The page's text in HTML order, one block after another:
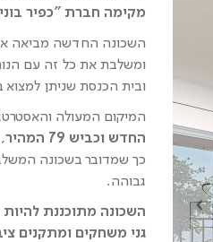
מקימה חברת "כפיר
השכונה החדשה מביאה את
ומשלבת את כל זה עם
ובית הכנסת שניתן למצוא
המיקום המעולה
החדש וכביש 79 המהיר
כך שמדובר בשכונה
גבוהה.
השכונה מתוכננת
גני משחקים ומתקנים